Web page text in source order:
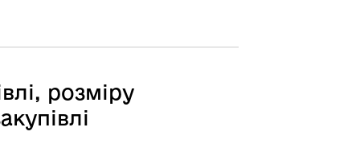
розміру